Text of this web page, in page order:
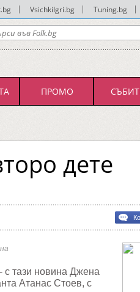
VsichkiIgri.bg Tuning.bg
ПРОМО
дете
с тази новина Джена
Атанас Стоев, с